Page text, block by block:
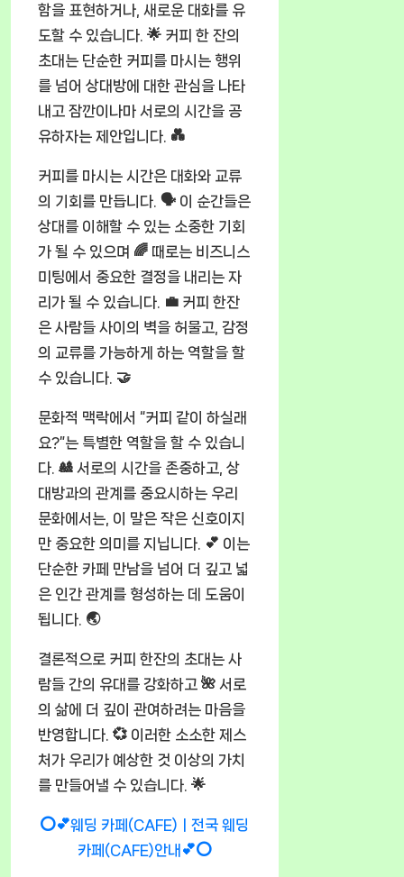
함을 표현하거나, 새로운 대화를 유
도할 수 있습니다. 🌟 커피 한 잔의
초대는 단순한 커피를 마시는 행위
를 넘어 상대방에 대한 관심을 나타
내고 잠깐이나마 서로의 시간을 공
유하자는 제안입니다. 💑
커피를 마시는 시간은 대화와 교류
의 기회를 만듭니다. 🗣️ 이 순간들은
상대를 이해할 수 있는 소중한 기회
가 될 수 있으며 🌈 때로는 비즈니스
미팅에서 중요한 결정을 내리는 자
리가 될 수 있습니다. 💼 커피 한잔
은 사람들 사이의 벽을 허물고, 감정
의 교류를 가능하게 하는 역할을 할
수 있습니다. 🤝
문화적 맥락에서 “커피 같이 하실래
요?”는 특별한 역할을 할 수 있습니
다. 🎎 서로의 시간을 존중하고, 상
대방과의 관계를 중요시하는 우리
문화에서는, 이 말은 작은 신호이지
만 중요한 의미를 지닙니다. 💕 이는
단순한 카페 만남을 넘어 더 깊고 넓
은 인간 관계를 형성하는 데 도움이
됩니다. 🌏
결론적으로 커피 한잔의 초대는 사
람들 간의 유대를 강화하고 🌺 서로
의 삶에 더 깊이 관여하려는 마음을
반영합니다. 💞 이러한 소소한 제스
처가 우리가 예상한 것 이상의 가치
를 만들어낼 수 있습니다. 🌟
⭕💕웨딩 카페(CAFE)ㅣ전국 웨딩
카페(CAFE)안내💕⭕